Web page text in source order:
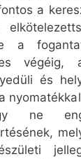
a
a
végéig,
és
ne